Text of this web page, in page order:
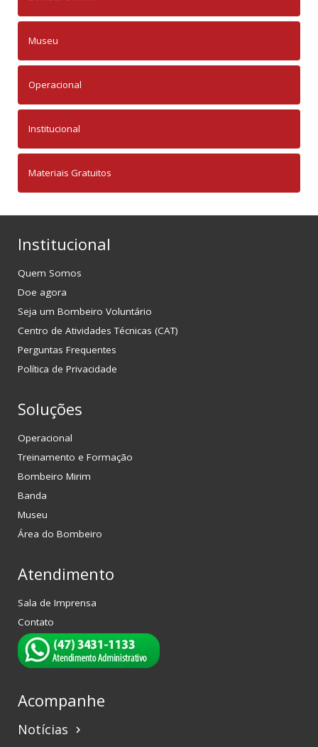
Museu
Operacional
Institucional
Materiais Gratuitos
Institucional
Quem Somos
Doe agora
Seja um Bombeiro Voluntário
Centro de Atividades Técnicas (CAT)
Perguntas Frequentes
Política de Privacidade
Soluções
Operacional
Treinamento e Formação
Bombeiro Mirim
Banda
Museu
Área do Bombeiro
Atendimento
Sala de Imprensa
Contato
Acompanhe
Notícias keyboard_arrow_right